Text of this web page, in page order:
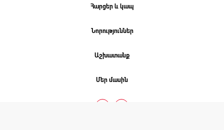
Հարցեր և կապ
Նորություններ
Աշխատանք
Մեր մասին